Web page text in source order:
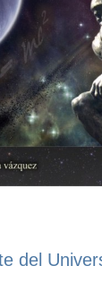
del